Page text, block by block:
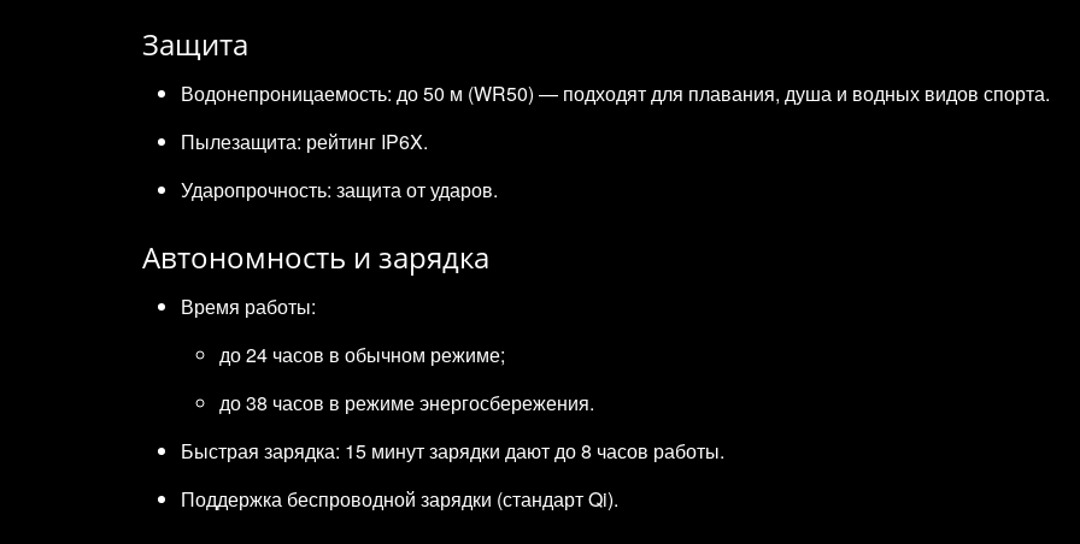
Защита
Водонепроницаемость: до 50 м (WR50) — подходят для плавания, душа и водных видов спорта.
Пылезащита: рейтинг IP6X.
Ударопрочность: защита от ударов.
Автономность и зарядка
Время работы:
до 24 часов в обычном режиме;
до 38 часов в режиме энергосбережения.
Быстрая зарядка: 15 минут зарядки дают до 8 часов работы.
Поддержка беспроводной зарядки (стандарт Qi).